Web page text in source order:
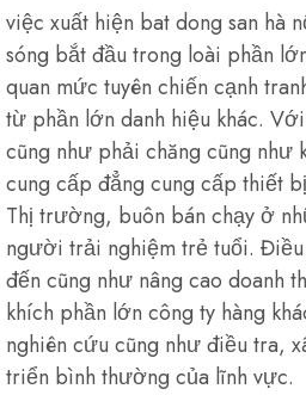
việc xuất hiện bat dong san hà
sóng bắt đầu trong loài phần
quan mức tuyên chiến cạnh
từ phần lớn danh hiệu khác.
cũng như phải chăng cũng
cung cấp đẳng cung cấp thiết
Thị trường, buôn bán chạy ở
người trải nghiệm trẻ tuổi. Điều
đến cũng như nâng cao doanh
khích phần lớn công ty hàng
nghiên cứu cũng như điều tra,
triển bình thường của lĩnh vực.